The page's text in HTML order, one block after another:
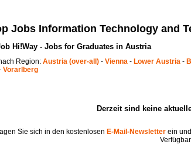
Jobs Information Technology and
Hi!Way - Jobs for Graduates in Austria
Region: Austria (over-all) - Vienna - Lower Austria -
Vorarlberg
Derzeit sind keine
Sie sich in den kostenlosen E-Mail-Newsletterein und
Verfügbar